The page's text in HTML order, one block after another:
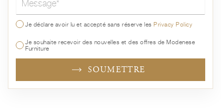
Je déclare avoir lu et accepté sans réserve lesPrivacy Policy
Je souhaite recevoir des nouvelles et des offres de Modenese
Furniture
SOUMETTRE